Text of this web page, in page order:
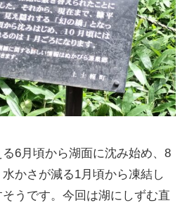
6月頃から湖面に沈み始め、8
かさが減る1月頃から凍結し
うです。今回は湖にしずむ直